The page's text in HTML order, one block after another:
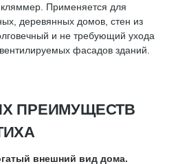
Применяется для
деревянных домов, стен из
и не требующий ухода
фасадов зданий.
ПРЕИМУЩЕСТВ
внешний вид дома.